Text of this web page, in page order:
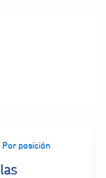
Por posición